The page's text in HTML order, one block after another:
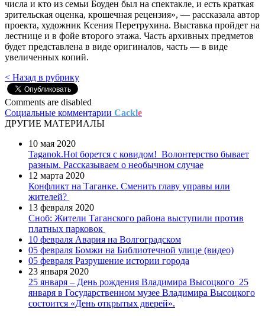
числа и кто из семьи Боуден был на спектакле, и есть краткая
зрительская оценка, крошечная рецензия», — рассказала автор
проекта, художник Ксения Перетрухина. Выставка пройдет на
лестнице и в фойе второго этажа. Часть архивных предметов
будет представлена в виде оригиналов, часть — в виде
увеличенных копий.
< Назад в рубрику
Comments are disabled
Социальные комментарии Cackle
ДРУГИЕ МАТЕРИАЛЫ
10 мая 2020
Taganok.Hot борется с ковидом! Волонтерство бывает
разным. Рассказываем о необычном случае
12 марта 2020
Конфликт на Таганке. Сменить главу управы или
жителей?
13 февраля 2020
Сноб: Жители Таганского района выступили против
платных парковок
10 февраля Авария на Волгоградском
05 февраля Бомжи на Библиотечной улице (видео)
05 февраля Разрушение истории города
23 января 2020
25 января – День рождения Владимира Высоцкого 25
января в Государственном музее Владимира Высоцкого
состоится «День открытых дверей».